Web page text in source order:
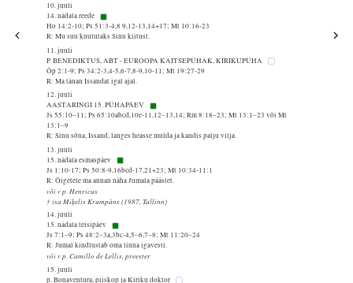
10. juuli
14. nädala reede
Ho 14:2-10; Ps 51:3-4,8 9,12-13,14+17; Mt 10:16-23
R: Mu suu kuulutaks Sinu kiitust.
11. juuli
P. BENEDIKTUS, ABT - EUROOPA KAITSEPÜHAK, KIRIKUPÜHA
Õp 2:1-9; Ps 34:2-3,4-5,6-7,8-9,10-11; Mt 19:27-29
R: Ma tänan Issandat igal ajal.
12. juuli
AASTARINGI 15. PÜHAPÄEV
Js 55:10–11; Ps 65:10abcd,10e-11,12–13,14; Rm 8:18–23; Mt 13:1–23 või Mt
13:1–9
R: Sinu sõna, Issand, langes heasse mulda ja kandis palju vilja.
13. juuli
15. nädala esmaspäev
Js 1:10-17; Ps 50:8-9,16bcd-17,21+23; Mt 10:34-11:1
R: Õigetele ma annan näha Jumala päästet.
või v p. Henricus
† isa Miķelis Krumpāns (1987, Tallinn)
14. juuli
15. nädala teisipäev
Js 7:1–9; Ps 48:2–3a,3bc-4,5–6,7–8; Mt 11:20–24
R: Jumal kindlustab oma linna igavesti.
või v p. Camillo de Lellis, preester
15. juuli
p. Bonaventura, piiskop ja Kiriku doktor